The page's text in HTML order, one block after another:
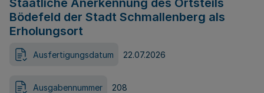
Staatliche Anerkennung des Ortsteils
Bödefeld der Stadt Schmallenberg als
Erholungsort
Ausfertigungsdatum 22.07.2026
Ausgabennummer 208